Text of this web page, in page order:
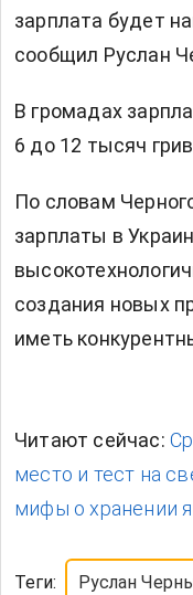
зарплата будет
сообщил Руслан
В громадах
6 до 12 тысяч
По словам
зарплаты в
создания новых
иметь
Читают сейчас:
место и тест на
мифы о хранении
Теги: Руслан